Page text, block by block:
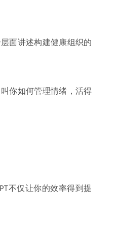
面讲述构建健康组织的
你如何管理情绪，活得
不仅让你的效率得到提